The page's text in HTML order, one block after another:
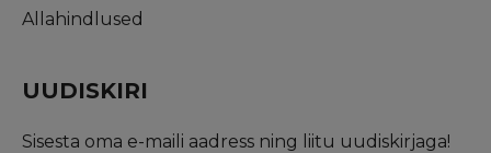
Allahindlused
UUDISKIRI
Sisesta oma e-maili aadress ning liitu uudiskirjaga!